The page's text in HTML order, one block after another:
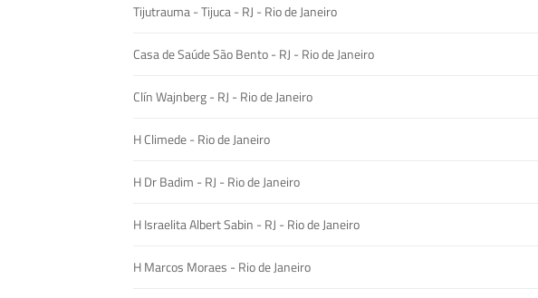
Tijutrauma - Tijuca - RJ - Rio de Janeiro
Casa de Saúde São Bento - RJ - Rio de Janeiro
Clín Wajnberg - RJ - Rio de Janeiro
H Climede - Rio de Janeiro
H Dr Badim - RJ - Rio de Janeiro
H Israelita Albert Sabin - RJ - Rio de Janeiro
H Marcos Moraes - Rio de Janeiro